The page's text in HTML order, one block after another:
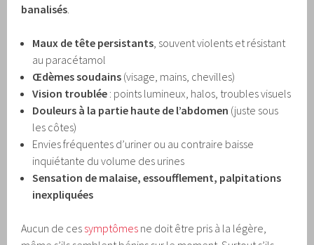
banalisés
Maux de tête persistants , souvent violents et résistant
au paracétamol
Œdèmes soudains (visage, mains, chevilles)
Vision troublée : points lumineux, halos, troubles visuels
Douleurs à la partie haute de l’abdomen (juste sous
les côtes)
Envies fréquentes d’uriner ou au contraire baisse
inquiétante du volume des urines
Sensation de malaise, essoufflement, palpitations
inexpliquées
Aucun de ces symptômes ne doit être pris à la légère,